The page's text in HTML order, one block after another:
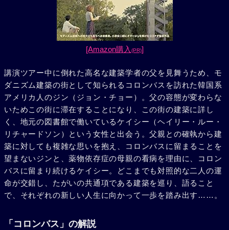
[Amazon購入 (PR)]
講演ツアー中に倒れた高名な建築学者の父を見舞うため、モ
ダニズム建築の街として知られるコロンバスを訪れた韓国系
アメリカ人のジン（ジョン・チョー）。父の容態が変わらな
いためこの街に滞在することになり、この街の建築に詳し
く、地元の図書館で働いているケイシー（ヘイリー・ルー・
リチャードソン）という女性と出会う。父親との確執から建
築に対しても複雑な思いを抱え、コロンバスに留まることを
望まないジンと、薬物依存症の母親の看病を理由に、コロン
バスに留まり続けるケイシー。どこまでも対照的な二人の運
命が交錯し、たがいの共通項である建築を巡り、語ること
で、それぞれの新しい人生に向かって一歩を踏み出す……。
「コロンバス」の解説